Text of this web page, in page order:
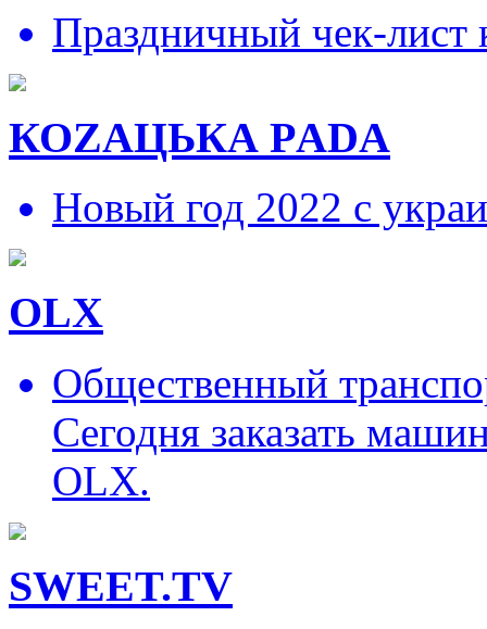
Праздничный чек-
КОZAЦЬКА РADA
Новый год 2022 с
OLX
Общественный
Сегодня заказать
OLX.
SWEET.TV